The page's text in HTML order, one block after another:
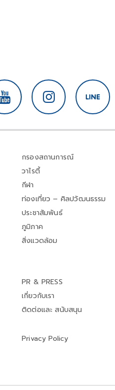
กรองสถานการณ์
วาไรตี้
กีฬา
ท่องเที่ยว – ศิลปวัฒนธรรม
ประชาสัมพันธ์
ภูมิภาค
สิ่งแวดล้อม
PR & PRESS
เกี่ยวกับเรา
ติดต่อและ สนับสนุน
Privacy Policy